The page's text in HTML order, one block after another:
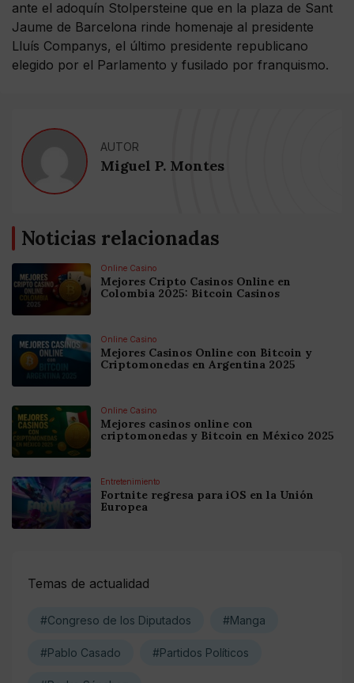
ante el adoquín Stolpersteine que en la plaza de Sant
Jaume de Barcelona rinde homenaje al presidente
Lluís Companys, el último presidente republicano
elegido por el Parlamento y fusilado por franquismo.
AUTOR
Miguel P. Montes
Noticias relacionadas
Online Casino
Mejores Cripto Casinos Online en
Colombia 2025: Bitcoin Casinos
Online Casino
Mejores Casinos Online con Bitcoin y
Criptomonedas en Argentina 2025
Online Casino
Mejores casinos online con
criptomonedas y Bitcoin en México 2025
Entretenimiento
Fortnite regresa para iOS en la Unión
Europea
Temas de actualidad
#Congreso de los Diputados #Manga
#Pablo Casado #Partidos Políticos